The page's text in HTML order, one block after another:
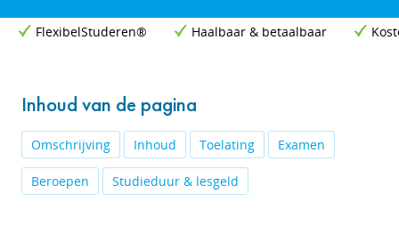
FlexibelStuderen® Haalbaar & betaalbaar
Inhoud van de pagina
Omschrijving Inhoud Toelating Examen
Beroepen Studieduur & lesgeld